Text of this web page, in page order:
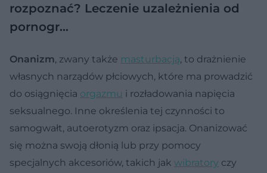
rozpoznać? Leczenie uzależnienia od
pornogr…
Onanizm, zwany także masturbacją, to drażnienie
własnych narządów płciowych, które ma prowadzić
do osiągnięcia orgazmu i rozładowania napięcia
seksualnego. Inne określenia tej czynności to
samogwałt, autoerotyzm oraz ipsacja. Onanizować
się można swoją dłonią lub przy pomocy
specjalnych akcesoriów, takich jak wibratory czy